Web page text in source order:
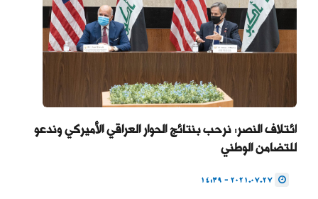
ائتلاف النصر: نرحب بنتائج الحوار العراقي الأميركي وندعو
للتضامن الوطني